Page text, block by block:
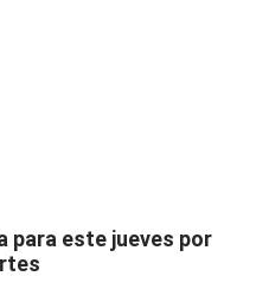
para este jueves por